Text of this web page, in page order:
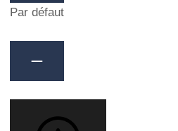
Par défaut